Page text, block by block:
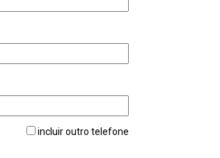
incluir outro telefone